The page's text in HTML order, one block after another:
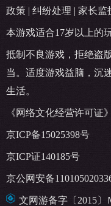
政策 | 纠纷处理 | 家长监
本游戏适合17岁以上的
抵制不良游戏，拒绝盗
当。适度游戏益脑，沉
生活。
《网络文化经营许可证
京ICP备15025398号
京ICP证140185号
京公网安备
文网游备字〔2015〕